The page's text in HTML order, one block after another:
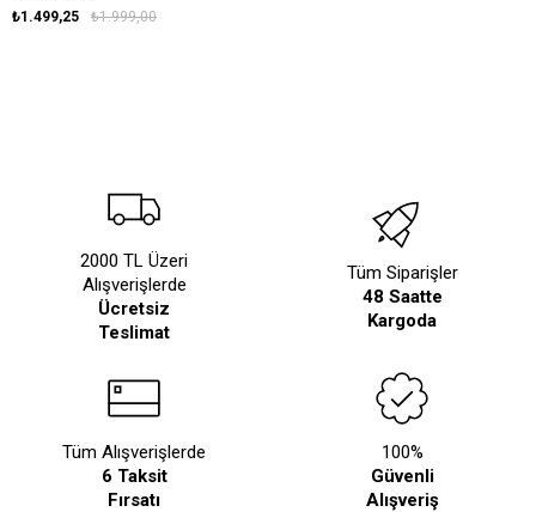
₺1.499,25 ₺1.999,00
2000 TL Üzeri
Alışverişlerde
Ücretsiz
Teslimat
Tüm Siparişler
48 Saatte
Kargoda
Tüm Alışverişlerde
6 Taksit
Fırsatı
100%
Güvenli
Alışveriş